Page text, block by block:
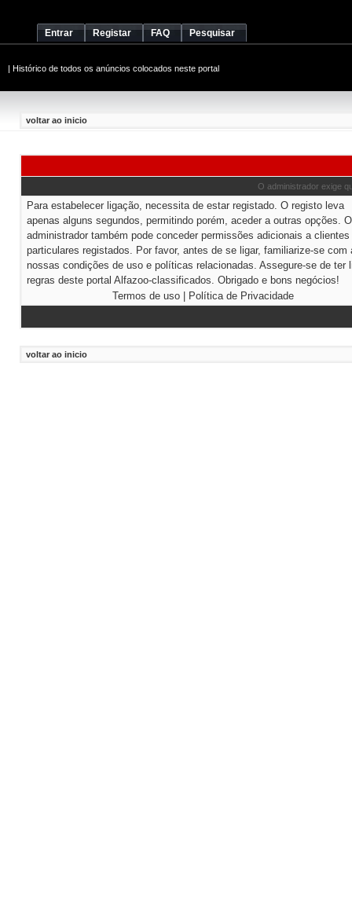
Entrar Registar FAQ Pesquisar
| Histórico de todos os anúncios colocados neste portal
voltar ao inicio
O administrador exige
Para estabelecer ligação, necessita de estar registado. O registo leva
apenas alguns segundos, permitindo porém, aceder a outras opções. O
administrador também pode conceder permissões adicionais a clientes
particulares registados. Por favor, antes de se ligar, familiarize-se com
nossas condições de uso e políticas relacionadas. Assegure-se de ter
regras deste portal Alfazoo-classificados. Obrigado e bons negócios!
Termos de uso| Política de Privacidade
voltar ao inicio